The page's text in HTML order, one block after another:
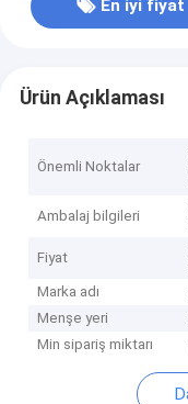
En iyi fiyat
Ürün Açıklaması
Önemli Noktalar
Ambalaj bilgileri
Fiyat
Marka adı
Menşe yeri
Min sipariş miktarı